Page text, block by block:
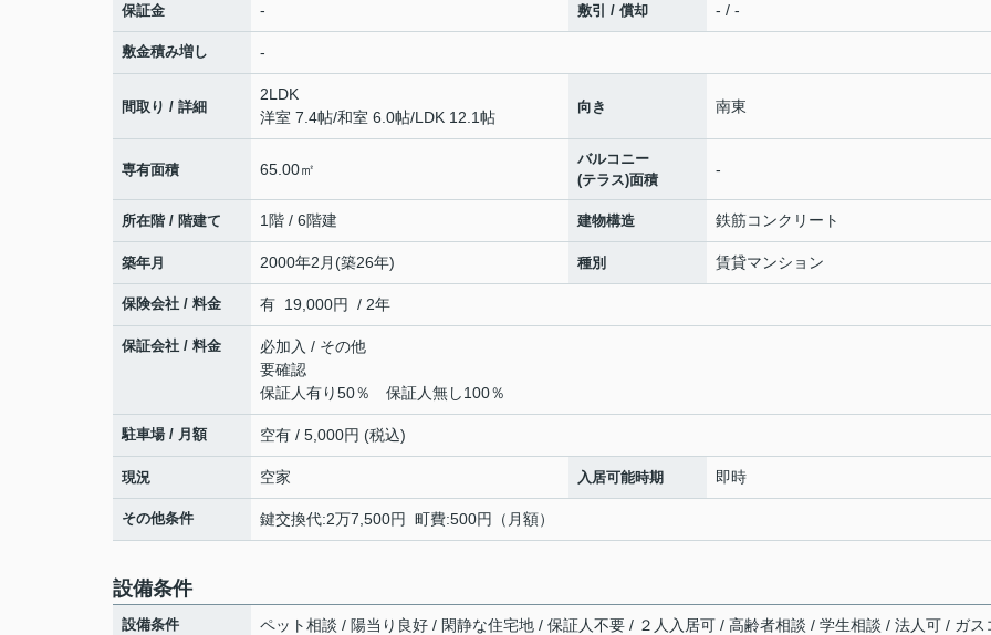
保証金 - 敷引 / 償却 - / -
敷金積み増し -
間取り / 詳細
2LDK
洋室 7.4帖/和室 6.0帖/LDK 12.1帖
向き 南東
専有面積 65.00㎡
バルコニー
(テラス)面積
-
所在階 / 階建て 1階 / 6階建 建物構造 鉄筋コンクリート
築年月 2000年2月(築26年) 種別 賃貸マンション
保険会社 / 料金 有 19,000円 / 2年
保証会社 / 料金
必加入 / その他
要確認
保証人有り50％ 保証人無し100％
駐車場 / 月額 空有 / 5,000円 (税込)
現況 空家 入居可能時期 即時
その他条件 鍵交換代:2万7,500円 町費:500円（月額）
設備条件
設備条件
ペット相談 / 陽当り良好 / 閑静な住宅地 / 保証人不要 / ２人入居可 / 高齢者相談 / 学生相談 / 法人可 / ガス